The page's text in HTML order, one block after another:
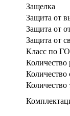
Защелка
Защита от
Защита от
Защита от
Класс по
Количество
Количество
Количество